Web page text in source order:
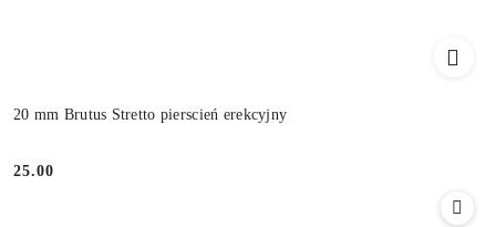
20 mm Brutus Stretto pierscień erekcyjny
Cena:
25.00